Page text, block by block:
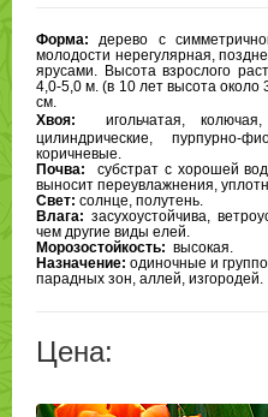
Форма:дерево с
молодости нерегулярная,
ярусами. Высота взрослого
4,0-5,0 м. (в 10 лет высота около
см.
Хвоя:
игольчатая,
цилиндрические, пурпурно-
коричневые.
Почва: субстрат с хорошей
выносит переувлажнения,
Свет: солнце, полутень.
Влага: засухоустойчива,
чем другие виды елей.
Морозостойкость: высокая.
Назначение: одиночные и
парадных зон, аллей, изгородей.
Цена: